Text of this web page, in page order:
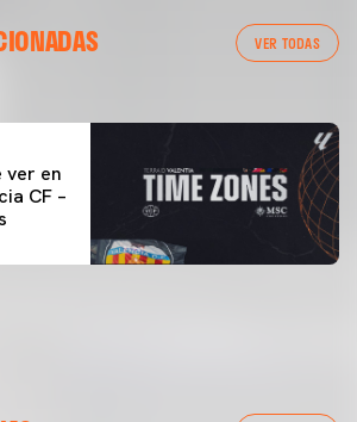
VER TODAS
DEL VALENCIA CF 04/03/26
ver en
CF –